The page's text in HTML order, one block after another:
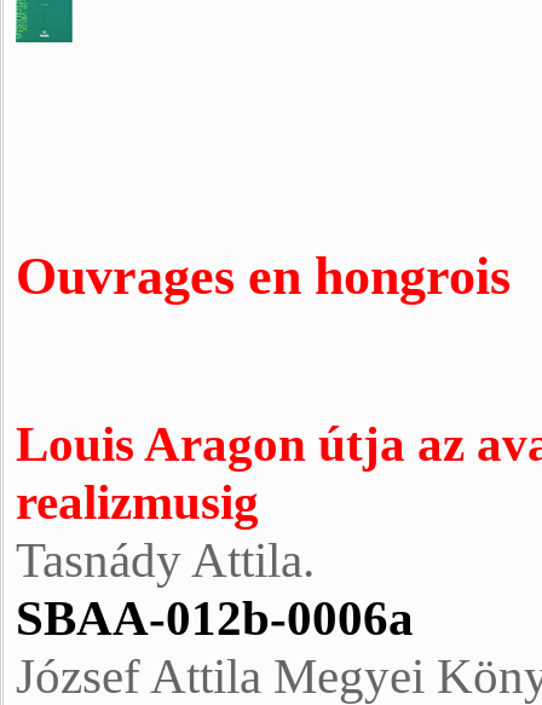
Ouvrages en hongrois
Louis Aragon útja az
realizmusig
Tasnády Attila.
SBAA-012b-0006a
József Attila Megyei